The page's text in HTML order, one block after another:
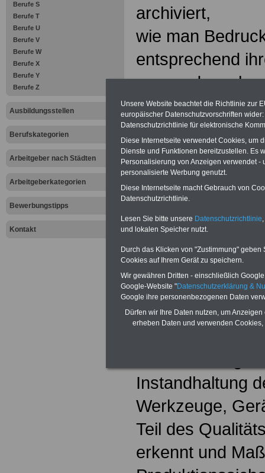
Berufe S
Berufe T
Berufe U
Berufe V
Berufe W
Berufe X
Berufe Y
Berufe Z
Ausbildungsstellen
Berufskategorien
Arbeitgeber nach Städten
Arbeitgeberkategorien
Bewerbungstipps
Kontakt
archiviert,
wie man
entsprechend
einsetzt,
wie man
Vorlage mischt,
andruckt,
wie man
Material für den
bereitstellt,
wie man
Prozessablaufs
Instandhaltung
Werkzeuge,
Teil des
erkennt und
Unsere Website beachtet die Richtlinie zur
europäischer Datenschutzvorschriften
Datenschutzrichtlinie für elektronische
Diese Internetseite verwendet Cookies, um
Dienste und Funktionen bereitzustellen. Es
Personalisierung von Anzeigen verwendet
personalisierte Werbung genutzt.
Diese Internetseite macht Gebrauch von
Datenschutzrichtlinie.
Lesen Sie bitte unsere Datenschutzrichtlinie
und lokalen Speicher nutzt.
Durch das Klicken von "Zustimmung"
Cookies auf Ihrem Gerät zu speichern.
Wir gewähren Dritten - einschließlich
Google-Website "Datenschutzerklärung &
Google ihre personenbezogenen Daten
Dürfen wir Ihre Daten nutzen, um
erheben Daten und verwenden